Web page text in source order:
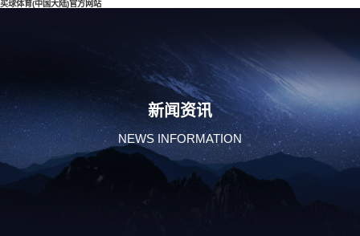
买球体育(中国大陆)官方网站
新闻资讯
NEWS INFORMATION